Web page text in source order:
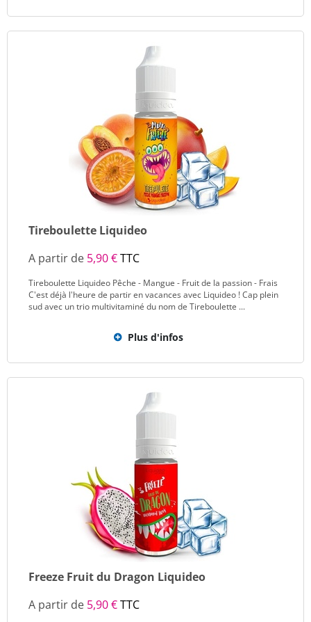
Tireboulette Liquideo
A partir de 5,90 €TTC
Tireboulette Liquideo Pêche - Mangue - Fruit de la passion - Frais
C'est déjà l'heure de partir en vacances avec Liquideo ! Cap plein
sud avec un trio multivitaminé du nom de Tireboulette ...
Plus d'infos
Freeze Fruit du Dragon Liquideo
A partir de 5,90 €TTC